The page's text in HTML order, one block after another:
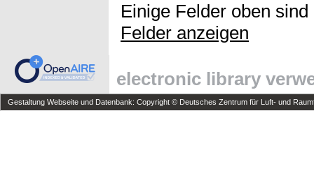
Einige Felder oben
Felder anzeigen
electronic library
Gestaltung Webseite und Datenbank: Copyright © Deutsches Zentrum für Luft- und